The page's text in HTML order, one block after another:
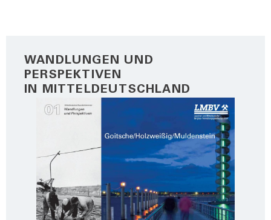
WANDLUNGEN UND
PERSPEKTIVEN
IN MITTELDEUTSCHLAND